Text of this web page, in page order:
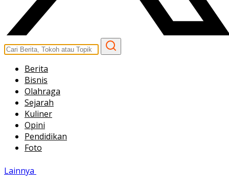
Berita
Bisnis
Olahraga
Sejarah
Kuliner
Opini
Pendidikan
Foto
Lainnya